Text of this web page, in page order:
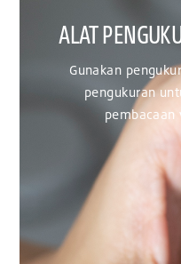
KEDALAMAN BAN
kedalaman tapak untuk
mendapatkan hasil
yang paling akurat